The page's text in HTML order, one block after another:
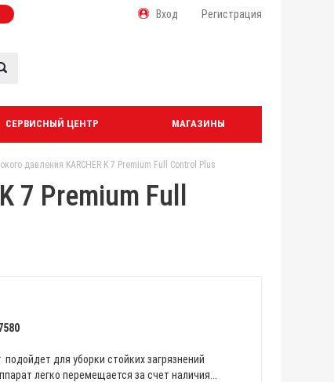
Вход Регистрация
СЕРВИСНЫЙ ЦЕНТР МАГАЗИНЫ
давления KARCHER K 7 Premium Full Control Plus
7 Premium Full
для уборки стойких загрязнений
легко перемещается за счет наличия...